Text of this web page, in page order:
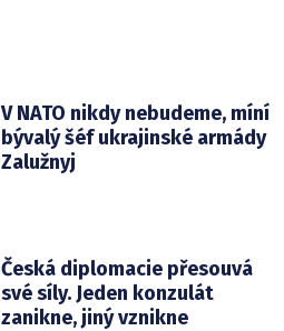
V NATO nikdy nebudeme, míní
bývalý šéf ukrajinské armády
Zalužnyj
Česká diplomacie přesouvá
své síly. Jeden konzulát
zanikne, jiný vznikne